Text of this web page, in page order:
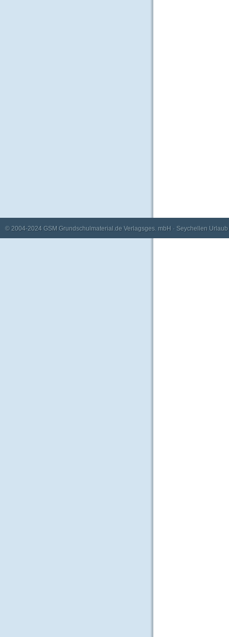
© 2004-2024 GSM Grundschulmaterial.de Verlagsges. mbH · Seychellen Urlaub